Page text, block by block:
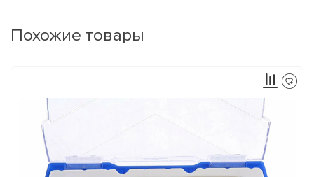
Похожие товары